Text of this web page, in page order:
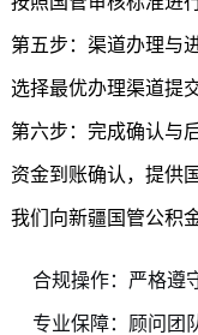
第五步：渠道办理与
选择最优办理渠道提
第六步：完成确认与
资金到账确认，提供
我们向新疆国管公积
合规操作：严格遵
专业保障：顾问团